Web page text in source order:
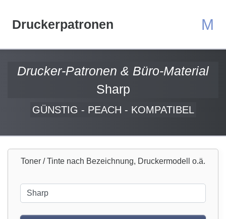
Druckerpatronen M
Drucker-Patronen & Büro-Material
Sharp
GÜNSTIG - PEACH - KOMPATIBEL
Toner / Tinte nach Bezeichnung, Druckermodell o.ä.